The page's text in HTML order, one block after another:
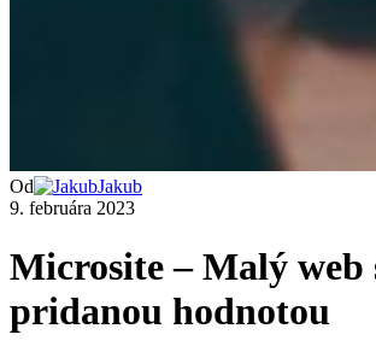
Od
Jakub
9. februára 2023
Microsite – Malý web
pridanou hodnotou